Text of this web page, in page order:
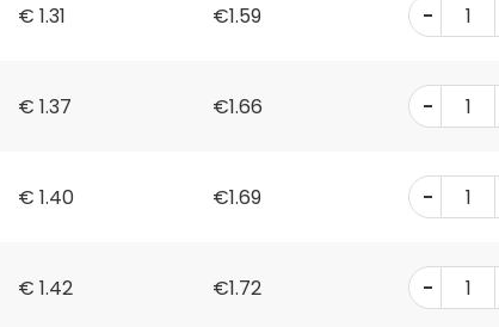
€ 1.31 €1.59 -
€ 1.37 €1.66 -
€ 1.40 €1.69 -
€ 1.42 €1.72 -